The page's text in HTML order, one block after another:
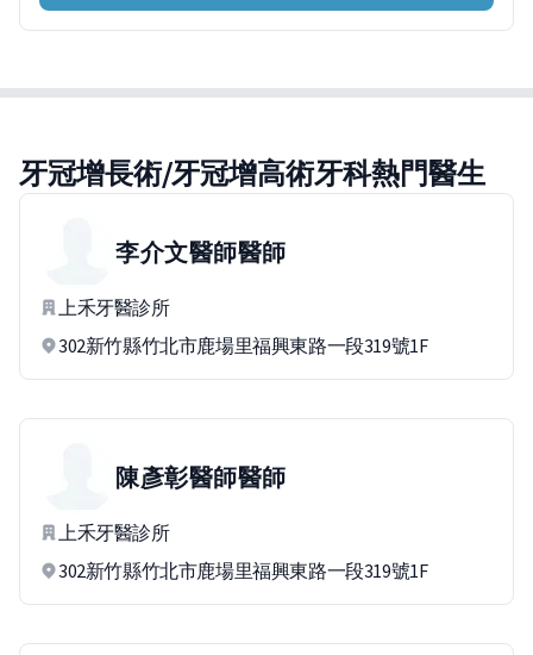
牙冠增長術/牙冠增高術牙科熱門醫生
李介文醫師醫師
上禾牙醫診所
302新竹縣竹北市鹿場里福興東路一段319號1F
陳彥彰醫師醫師
上禾牙醫診所
302新竹縣竹北市鹿場里福興東路一段319號1F